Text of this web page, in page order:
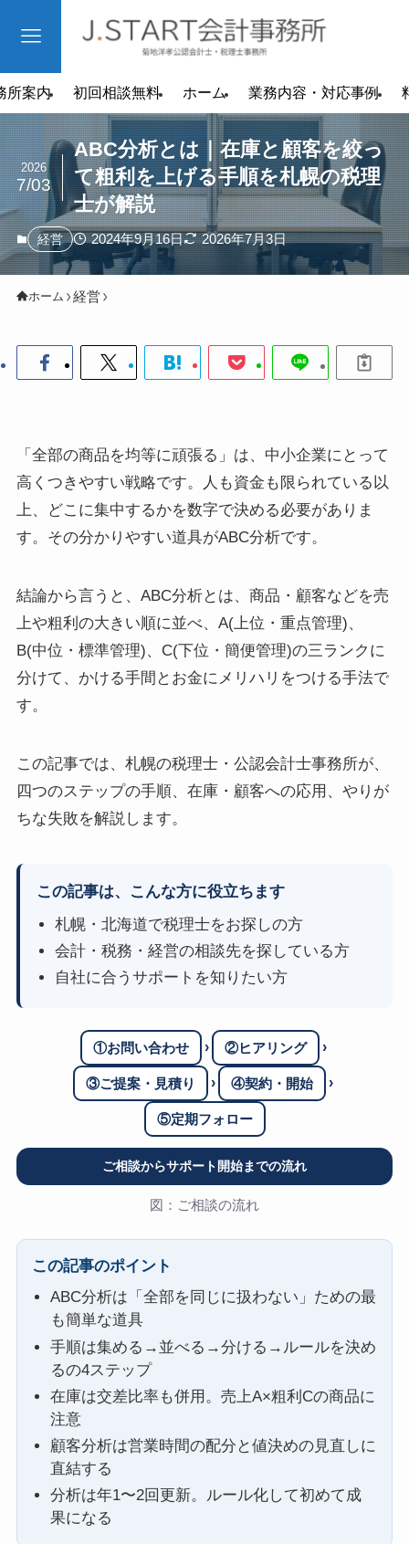
所案内 初回相談無料 ホーム 業務内容・対応事例
ABC分析とは｜在庫と顧客を絞っ
て粗利を上げる手順を札幌の税理
士が解説
2026
7/03
経営 2024年9月16日 2026年7月3日
ホーム 経営
「全部の商品を均等に頑張る」は、中小企業にとって
高くつきやすい戦略です。人も資金も限られている以
上、どこに集中するかを数字で決める必要がありま
す。その分かりやすい道具がABC分析です。
結論から言うと、ABC分析とは、商品・顧客などを売
上や粗利の大きい順に並べ、A(上位・重点管理)、
B(中位・標準管理)、C(下位・簡便管理)の三ランクに
分けて、かける手間とお金にメリハリをつける手法で
す。
この記事では、札幌の税理士・公認会計士事務所が、
四つのステップの手順、在庫・顧客への応用、やりが
ちな失敗を解説します。
この記事は、こんな方に役立ちます
札幌・北海道で税理士をお探しの方
会計・税務・経営の相談先を探している方
自社に合うサポートを知りたい方
①お問い合わせ › ②ヒアリング ›
③ご提案・見積り › ④契約・開始 ›
⑤定期フォロー
ご相談からサポート開始までの流れ
図：ご相談の流れ
この記事のポイント
ABC分析は「全部を同じに扱わない」ための最
も簡単な道具
手順は集める→並べる→分ける→ルールを決め
るの4ステップ
在庫は交差比率も併用。売上A×粗利Cの商品に
注意
顧客分析は営業時間の配分と値決めの見直しに
直結する
分析は年1〜2回更新。ルール化して初めて成
果になる